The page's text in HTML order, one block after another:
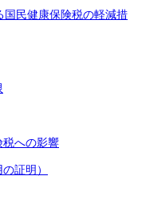
民健康保険税の軽減措
税への影響
証明）